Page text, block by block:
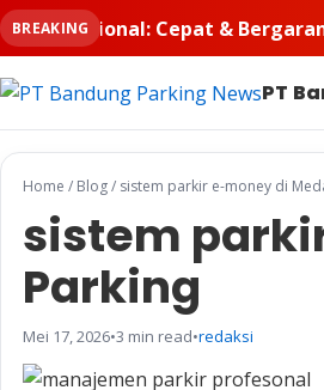
BREAKING• Lonjakan Bisnis Padel
PT
Home / Blog/ sistem parkir e-money di
sistem
Parking
Mei 17, 2026•3 min read•redaksi